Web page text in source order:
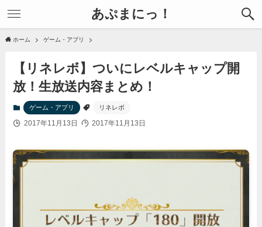
あぷまにっ！
ホーム ゲーム・アプリ
【リネレボ】ついにレベルキャップ開
放！生放送内容まとめ！
ゲーム・アプリ リネレボ
2017年11月13日 2017年11月13日